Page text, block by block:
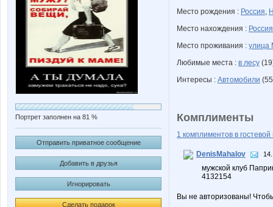
Портрет заполнен на 81 %
Отправить приватное сообщение
Добавить в друзья
Игнорировать
Сделать подарок
Место рождения : Россия,
Место нахождения : Россия
Место проживания : улица
Любимые места : в лесу
Интересы : Автомобили
Комплименты
1 комплиментов в гостевой
DenisMahalov
мужской клуб
4132154
Вы не авторизованы!